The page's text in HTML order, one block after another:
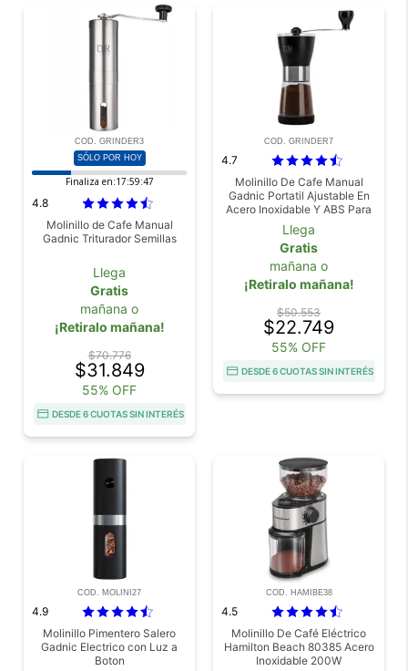
COD. GRINDER3
SÓLO POR HOY
Finaliza en:17:59:46
4.8
Molinillo de Cafe Manual
Gadnic Triturador Semillas
Llega
Gratis
mañana o
¡Retiralo mañana!
$70.776
$31.849
55% OFF
DESDE 6 CUOTAS SIN INTERÉS
COD. GRINDER7
4.7
Molinillo De Cafe Manual
Gadnic Portatil Ajustable En
Acero Inoxidable Y ABS Para
Cafe Semillas Y Especias
Llega
Gratis
mañana o
¡Retiralo mañana!
$50.553
$22.749
55% OFF
DESDE 6 CUOTAS SIN INTERÉS
COD. MOLINI27
4.9
Molinillo Pimentero Salero
Gadnic Electrico con Luz a
Boton
COD. HAMIBE38
4.5
Molinillo De Café Eléctrico
Hamilton Beach 80385 Acero
Inoxidable 200W